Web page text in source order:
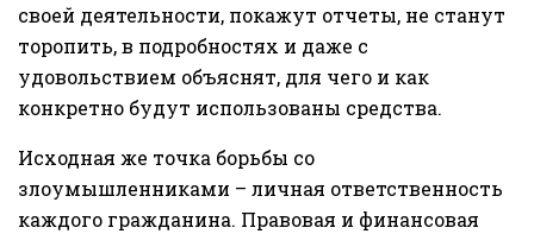
своей деятельности, покажут отчеты, не станут
торопить, в подробностях и даже с
удовольствием объяснят, для чего и как
конкретно будут использованы средства.
Исходная же точка борьбы со
злоумышленниками – личная ответственность
каждого гражданина. Правовая и финансовая